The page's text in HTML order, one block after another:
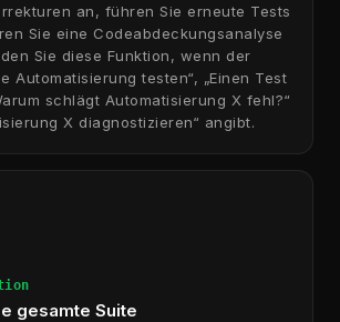
an, führen Sie erneute Tests
Sie eine Codeabdeckungsanalyse
Sie diese Funktion, wenn der
Automatisierung testen“, „Einen Test
schlägt Automatisierung X fehl?“
X diagnostizieren“ angibt.
gesamte Suite